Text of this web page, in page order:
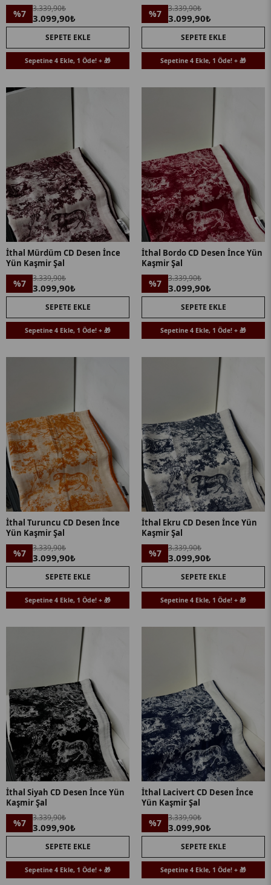
%7 3.339,90₺
3.099,90₺
SEPETE EKLE
Sepetine 4 Ekle, 1 Öde! + 🎁
%7 3.339,90₺
3.099,90₺
SEPETE EKLE
Sepetine 4 Ekle, 1 Öde! + 🎁
İthal Mürdüm CD Desen İnce
Yün Kaşmir Şal
%7 3.339,90₺
3.099,90₺
SEPETE EKLE
Sepetine 4 Ekle, 1 Öde! + 🎁
İthal Bordo CD Desen İnce Yün
Kaşmir Şal
%7 3.339,90₺
3.099,90₺
SEPETE EKLE
Sepetine 4 Ekle, 1 Öde! + 🎁
İthal Turuncu CD Desen İnce
Yün Kaşmir Şal
%7 3.339,90₺
3.099,90₺
SEPETE EKLE
Sepetine 4 Ekle, 1 Öde! + 🎁
İthal Ekru CD Desen İnce Yün
Kaşmir Şal
%7 3.339,90₺
3.099,90₺
SEPETE EKLE
Sepetine 4 Ekle, 1 Öde! + 🎁
İthal Siyah CD Desen İnce Yün
Kaşmir Şal
%7 3.339,90₺
3.099,90₺
SEPETE EKLE
Sepetine 4 Ekle, 1 Öde! + 🎁
İthal Lacivert CD Desen İnce
Yün Kaşmir Şal
%7 3.339,90₺
3.099,90₺
SEPETE EKLE
Sepetine 4 Ekle, 1 Öde! + 🎁